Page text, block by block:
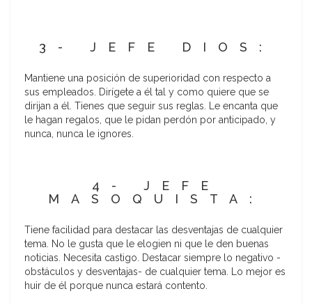
3- JEFE DIOS:
Mantiene una posición de superioridad con respecto a
sus empleados. Dirígete a él tal y como quiere que se
dirijan a él. Tienes que seguir sus reglas. Le encanta que
le hagan regalos, que le pidan perdón por anticipado, y
nunca, nunca le ignores.
4- JEFE
MASOQUISTA:
Tiene facilidad para destacar las desventajas de cualquier
tema. No le gusta que le elogien ni que le den buenas
noticias. Necesita castigo. Destacar siempre lo negativo -
obstáculos y desventajas- de cualquier tema. Lo mejor es
huir de él porque nunca estará contento.